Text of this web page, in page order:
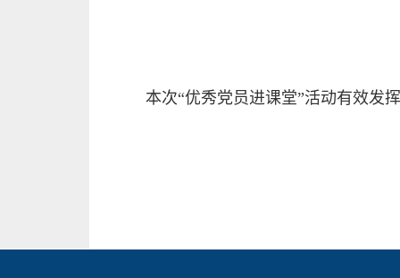
本次“优秀党员进课堂”活动有效发